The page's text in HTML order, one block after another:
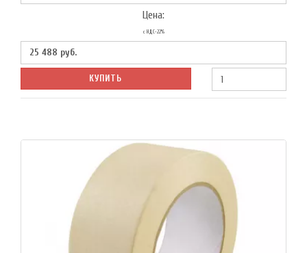
Цена:
с НДС-22%
25 488 руб.
КУПИТЬ